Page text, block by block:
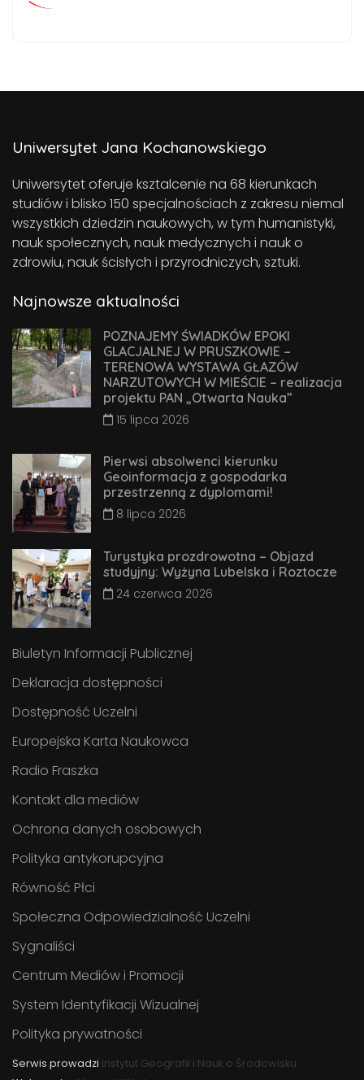
Uniwersytet Jana Kochanowskiego
Uniwersytet oferuje ksztalcenie na 68 kierunkach
studiów i blisko 150 specjalnościach z zakresu niemal
wszystkich dziedzin naukowych, w tym humanistyki,
nauk społecznych, nauk medycznych i nauk o
zdrowiu, nauk ścisłych i przyrodniczych, sztuki.
Najnowsze aktualności
POZNAJEMY ŚWIADKÓW EPOKI
GLACJALNEJ W PRUSZKOWIE –
TERENOWA WYSTAWA GŁAZÓW
NARZUTOWYCH W MIEŚCIE – realizacja
projektu PAN „Otwarta Nauka”
15 lipca 2026
Pierwsi absolwenci kierunku
Geoinformacja z gospodarka
przestrzenną z dyplomami!
8 lipca 2026
Turystyka prozdrowotna – Objazd
studyjny: Wyżyna Lubelska i Roztocze
24 czerwca 2026
Biuletyn Informacji Publicznej
Deklaracja dostępności
Dostępność Uczelni
Europejska Karta Naukowca
Radio Fraszka
Kontakt dla mediów
Ochrona danych osobowych
Polityka antykorupcyjna
Równość Płci
Społeczna Odpowiedzialność Uczelni
Sygnaliści
Centrum Mediów i Promocji
System Identyfikacji Wizualnej
Polityka prywatności
Serwis prowadzi Instytut Geografii i Nauk o Środowisku